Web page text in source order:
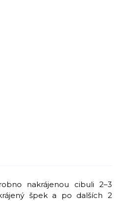
nakrájenou cibuli 2–3
špek a po dalších 2